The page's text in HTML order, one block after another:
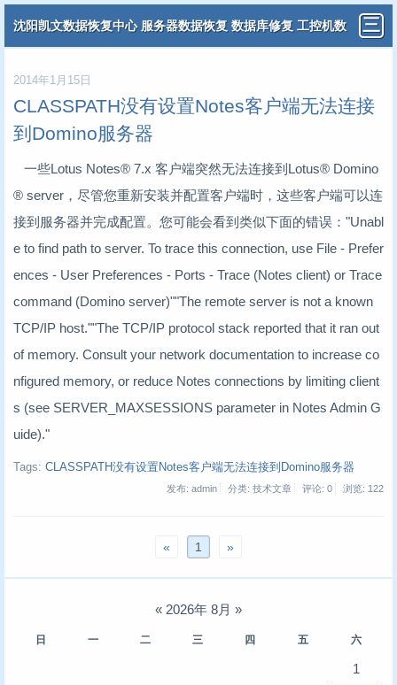
沈阳凯文数据恢复中心 服务器数据恢复 数据库修复 工控机数
据恢复 分布式虚拟机数据恢复
2014年1月15日
CLASSPATH没有设置Notes客户端无法连接
到Domino服务器
一些Lotus Notes® 7.x 客户端突然无法连接到Lotus® Domino
® server，尽管您重新安装并配置客户端时，这些客户端可以连
接到服务器并完成配置。您可能会看到类似下面的错误："Unabl
e to find path to server. To trace this connection, use File - Prefer
ences - User Preferences - Ports - Trace (Notes client) or Trace
command (Domino server)""The remote server is not a known
TCP/IP host.""The TCP/IP protocol stack reported that it ran out
of memory. Consult your network documentation to increase co
nfigured memory, or reduce Notes connections by limiting client
s (see SERVER_MAXSESSIONS parameter in Notes Admin G
uide)."
Tags: CLASSPATH没有设置Notes客户端无法连接到Domino服务器
发布: admin 分类: 技术文章 评论: 0 浏览: 122
« 1 »
« 2026年 8月 »
日 一 二 三 四 五 六
1